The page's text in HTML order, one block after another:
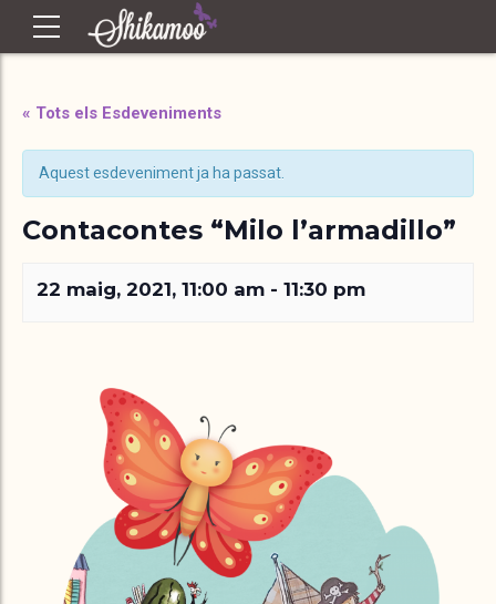
« Tots els Esdeveniments
Aquest esdeveniment ja ha passat.
Contacontes “Milo l’armadillo”
22 maig, 2021, 11:00 am - 11:30 pm